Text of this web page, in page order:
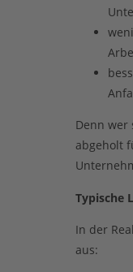
Denn wer
abgeholt
Typische
In der
aus: